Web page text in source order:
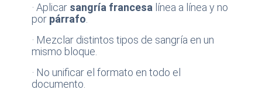
· Aplicar sangría francesa línea a línea y no
por párrafo
· Mezclar distintos tipos de sangría en un
mismo bloque.
· No unificar el formato en todo el
documento.